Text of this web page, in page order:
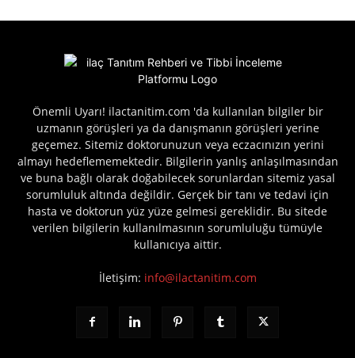
Önemli Uyarı! ilactanitim.com 'da kullanılan bilgiler bir
uzmanın görüşleri ya da danışmanın görüşleri yerine
geçemez. Sitemiz doktorunuzun veya eczacınızın yerini
almayı hedeflememektedir. Bilgilerin yanlış anlaşılmasından
ve buna bağlı olarak doğabilecek sorunlardan sitemiz yasal
sorumluluk altında değildir. Gerçek bir tanı ve tedavi için
hasta ve doktorun yüz yüze gelmesi gereklidir. Bu sitede
verilen bilgilerin kullanılmasının sorumluluğu tümüyle
kullanıcıya aittir.
İletişim: info@ilactanitim.com